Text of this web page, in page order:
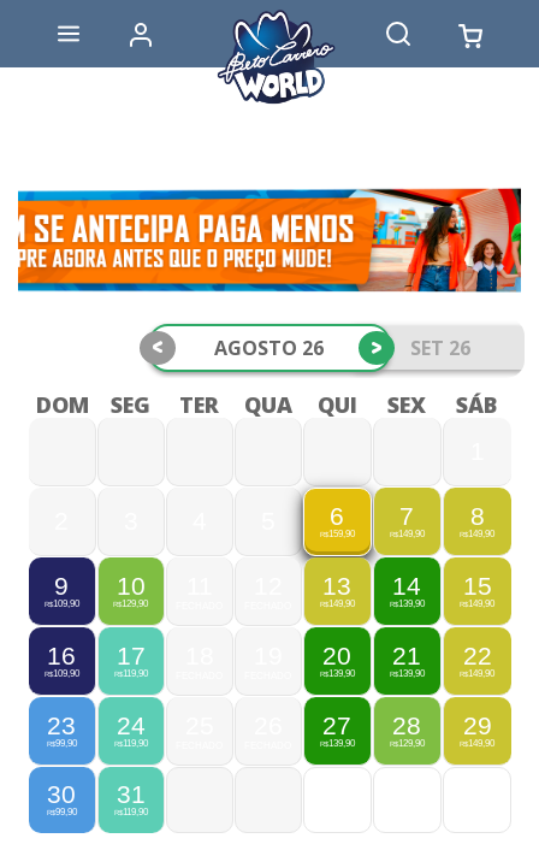
AGOSTO 26 SET 26
< >
DOM SEG TER QUA QUI SEX SÁB
6
R$159,90
7
R$149,90
8
R$149,90
9
R$109,90
10
R$129,90
13
R$149,90
14
R$139,90
15
R$149,90
16
R$109,90
17
R$119,90
20
R$139,90
21
R$139,90
22
R$149,90
23
R$99,90
24
R$119,90
27
R$139,90
28
R$129,90
29
R$149,90
30
R$99,90
31
R$119,90